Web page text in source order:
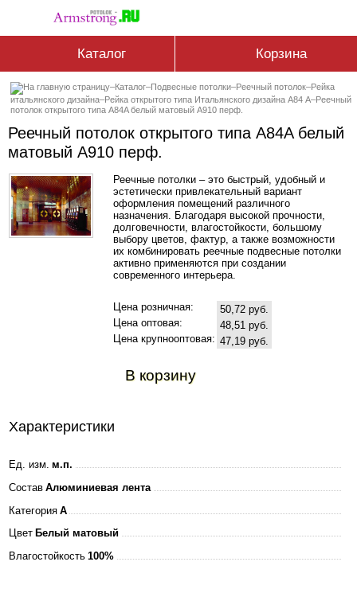
Каталог Корзина
–Каталог–Подвесные потолки–Реечный потолок–Рейка
итальянского дизайна–Рейка открытого типа Итальянского дизайна А84 А–Реечный
потолок открытого типа A84A белый матовый A910 перф.
Реечный потолок открытого типа A84A белый
матовый A910 перф.
Реечные потолки – это быстрый, удобный и
эстетически привлекательный вариант
оформления помещений различного
назначения. Благодаря высокой прочности,
долговечности, влагостойкости, большому
выбору цветов, фактур, а также возможности
их комбинировать реечные подвесные потолки
активно применяются при создании
современного интерьера.
Цена розничная:
50,72 руб.
Цена оптовая:
48,51 руб.
Цена крупнооптовая: 47,19 руб.
В корзину
Характеристики
Ед. изм. м.п.
Состав Алюминиевая лента
Категория A
Цвет Белый матовый
Влагостойкость 100%